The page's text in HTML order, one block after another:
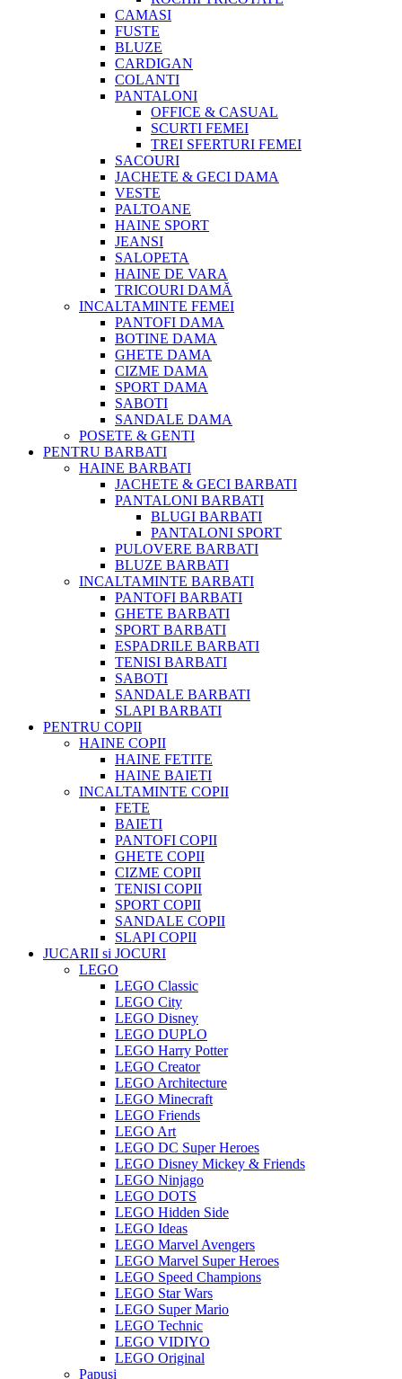
CAMASI
FUSTE
BLUZE
CARDIGAN
COLANTI
PANTALONI
OFFICE & CASUAL
SCURTI FEMEI
TREI SFERTURI FEMEI
SACOURI
JACHETE & GECI DAMA
VESTE
PALTOANE
HAINE SPORT
JEANSI
SALOPETA
HAINE DE VARA
TRICOURI DAMĂ
INCALTAMINTE FEMEI
PANTOFI DAMA
BOTINE DAMA
GHETE DAMA
CIZME DAMA
SPORT DAMA
SABOTI
SANDALE DAMA
POSETE & GENTI
PENTRU BARBATI
HAINE BARBATI
JACHETE & GECI BARBATI
PANTALONI BARBATI
BLUGI BARBATI
PANTALONI SPORT
PULOVERE BARBATI
BLUZE BARBATI
INCALTAMINTE BARBATI
PANTOFI BARBATI
GHETE BARBATI
SPORT BARBATI
ESPADRILE BARBATI
TENISI BARBATI
SABOTI
SANDALE BARBATI
SLAPI BARBATI
PENTRU COPII
HAINE COPII
HAINE FETITE
HAINE BAIETI
INCALTAMINTE COPII
FETE
BAIETI
PANTOFI COPII
GHETE COPII
CIZME COPII
TENISI COPII
SPORT COPII
SANDALE COPII
SLAPI COPII
JUCARII si JOCURI
LEGO
LEGO Classic
LEGO City
LEGO Disney
LEGO DUPLO
LEGO Harry Potter
LEGO Creator
LEGO Architecture
LEGO Minecraft
LEGO Friends
LEGO Art
LEGO DC Super Heroes
LEGO Disney Mickey & Friends
LEGO Ninjago
LEGO DOTS
LEGO Hidden Side
LEGO Ideas
LEGO Marvel Avengers
LEGO Marvel Super Heroes
LEGO Speed Champions
LEGO Star Wars
LEGO Super Mario
LEGO Technic
LEGO VIDIYO
LEGO Original
Papusi